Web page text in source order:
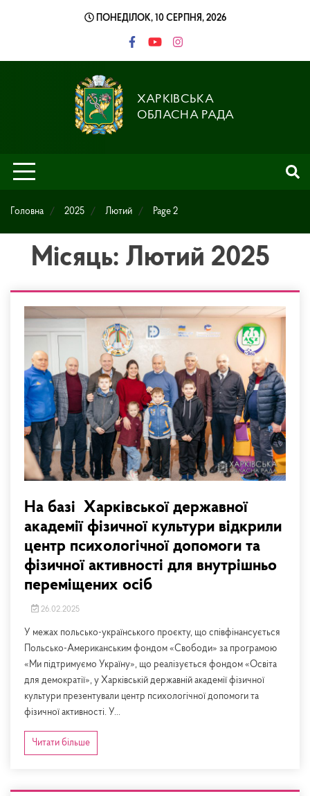
ПОНЕДІЛОК, 10 СЕРПНЯ, 2026
ХАРКІВСЬКА
ОБЛАСНА РАДА
Головна 2025 Лютий Page 2
Місяць: Лютий 2025
На базі Харківської державної
академії фізичної культури відкрили
центр психологічної допомоги та
фізичної активності для внутрішньо
переміщених осіб
26.02.2025
У межах польсько-українського проєкту, що співфінансується
Польсько-Американським фондом «Свободи» за програмою
«Ми підтримуємо Україну», що реалізується фондом «Освіта
для демократії», у Харківській державній академії фізичної
культури презентували центр психологічної допомоги та
фізичної активності. У...
Читати більше